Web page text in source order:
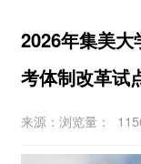
2026年集美大
考体制改革试
来源：浏览量：